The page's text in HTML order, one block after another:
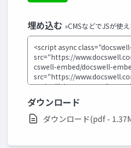
埋め込む »CMSなどでJSが使
ダウンロード
ダウンロード(pdf -